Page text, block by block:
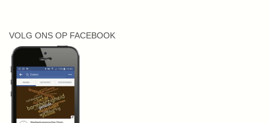
VOLG ONS OP FACEBOOK